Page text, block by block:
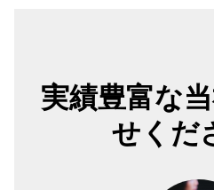
実績豊富な
せくだ